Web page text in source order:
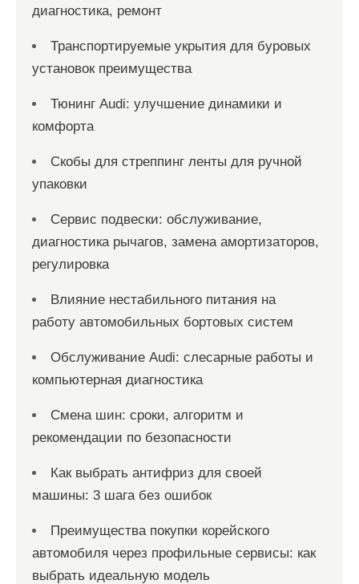
диагностика, ремонт
Транспортируемые укрытия для буровых
установок преимущества
Тюнинг Audi: улучшение динамики и
комфорта
Скобы для стреппинг ленты для ручной
упаковки
Сервис подвески: обслуживание,
диагностика рычагов, замена амортизаторов,
регулировка
Влияние нестабильного питания на
работу автомобильных бортовых систем
Обслуживание Audi: слесарные работы и
компьютерная диагностика
Смена шин: сроки, алгоритм и
рекомендации по безопасности
Как выбрать антифриз для своей
машины: 3 шага без ошибок
Преимущества покупки корейского
автомобиля через профильные сервисы: как
выбрать идеальную модель